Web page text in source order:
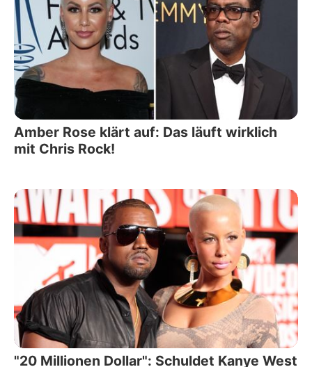
Amber Rose klärt auf: Das läuft wirklich
mit Chris Rock!
"20 Millionen Dollar": Schuldet Kanye West